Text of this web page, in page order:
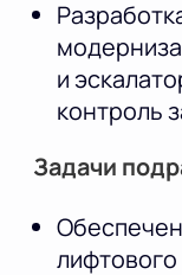
и
контроль
Задачи
лифтового